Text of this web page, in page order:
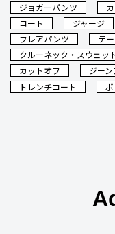
ジョガーパンツ
コート
ジャージ
フレアパンツ
テ
クルーネック・スウェッ
カットオフ
ジー
トレンチコート